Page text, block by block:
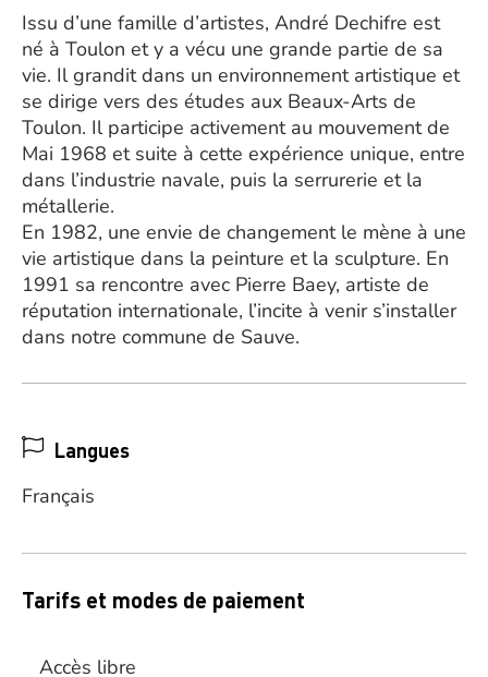
Issu d’une famille d’artistes, André Dechifre est
né à Toulon et y a vécu une grande partie de sa
vie. Il grandit dans un environnement artistique et
se dirige vers des études aux Beaux-Arts de
Toulon. Il participe activement au mouvement de
Mai 1968 et suite à cette expérience unique, entre
dans l’industrie navale, puis la serrurerie et la
métallerie.
En 1982, une envie de changement le mène à une
vie artistique dans la peinture et la sculpture. En
1991 sa rencontre avec Pierre Baey, artiste de
réputation internationale, l’incite à venir s’installer
dans notre commune de Sauve.
Langues
Français
Tarifs et modes de paiement
Accès libre